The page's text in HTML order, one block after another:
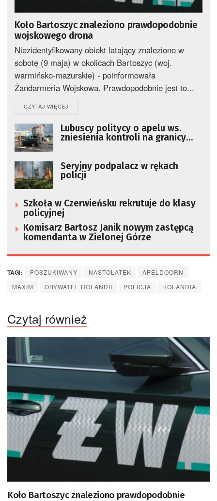
Koło Bartoszyc znaleziono prawdopodobnie
wojskowego drona
Niezidentyfikowany obiekt latający znaleziono w
sobotę (9 maja) w okolicach Bartoszyc (woj.
warmińsko-mazurskie) - poinformowała
Żandarmeria Wojskowa. Prawdopodobnie jest to...
CZYTAJ WIĘCEJ
Lubuscy politycy o apelu ws.
zniesienia kontroli na granicy
Seryjny podpalacz w rękach
policji
Szkoła w Czerwieńsku rekrutuje do klasy
policyjnej
Komisarz Bartosz Janik nowym zastępcą
komendanta w Zielonej Górze
TAGI: POSZUKIWANY NASTOLATEK
APELDOORN
MAXIM
OBYWATEL HOLANDII POLICJA HOLANDIA
Czytaj również
Koło Bartoszyc znaleziono prawdopodobnie